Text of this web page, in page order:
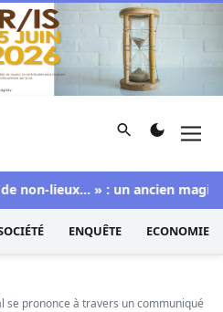
et d'investigation
Rechercher
lieux… » : un ancien
ENQUÊTE ECONOMIE
se prononce à travers un communiqué